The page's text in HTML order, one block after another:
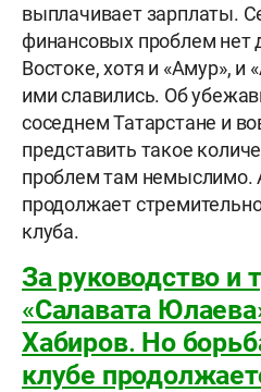
выплачивает зарплаты.
финансовых проблем
Востоке, хотя и «Амур», и
ими славились. Об
соседнем Татарстане и
представить такое
проблем там немыслимо.
продолжает
клуба.
За руководство и
«Салавата
Хабиров. Но
клубе